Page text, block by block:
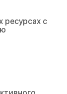
ресурсах с